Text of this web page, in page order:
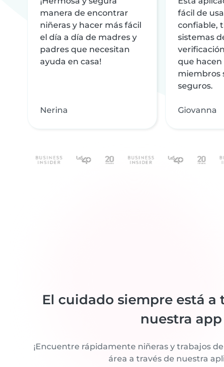
manera de encontrar
niñeras y hacer más fácil
el día a día de madres y
padres que necesitan
ayuda en casa!
Nerina
fácil de
confiable,
sistemas
que hacen
miembros
seguros.
Giovanna
El cuidado siempre está a
nuestra app
¡Encuentre rápidamente niñeras y trabajos
área a través de nuestra